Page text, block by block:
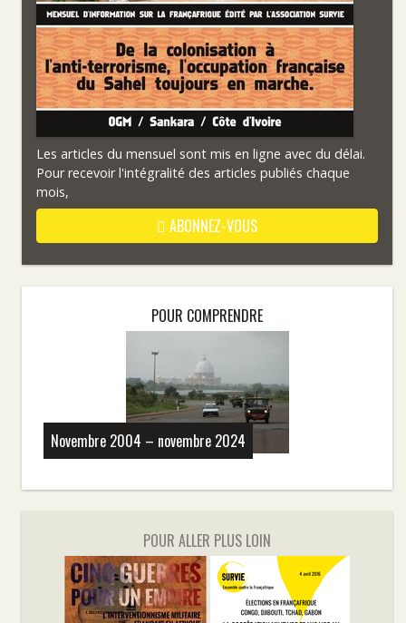
Les articles du mensuel sont mis en ligne avec du délai.
Pour recevoir l'intégralité des articles publiés chaque
mois,
ABONNEZ-VOUS
POUR COMPRENDRE
Novembre 2004 – novembre 2024
POUR ALLER PLUS LOIN